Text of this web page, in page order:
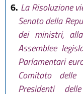
6. La Risoluzione
Senato della
dei ministri,
Assemblee
Parlamentari
Comitato
Presidenti